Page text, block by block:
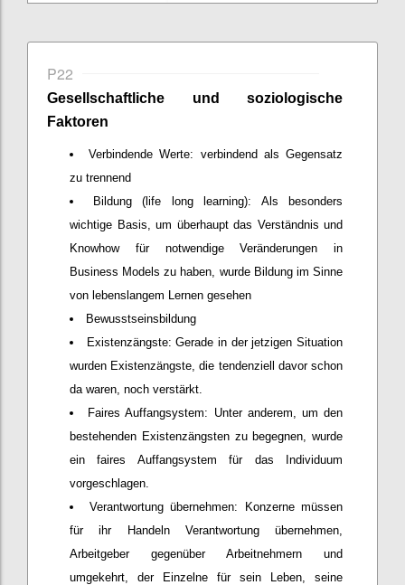
P22
Gesellschaftliche und soziologische
Faktoren
Verbindende Werte: verbindend als Gegensatz
zu trennend
Bildung (life long learning): Als besonders
wichtige Basis, um überhaupt das Verständnis und
Knowhow für notwendige Veränderungen in
Business Models zu haben, wurde Bildung im Sinne
von lebenslangem Lernen gesehen
Bewusstseinsbildung
Existenzängste: Gerade in der jetzigen Situation
wurden Existenzängste, die tendenziell davor schon
da waren, noch verstärkt.
Faires Auffangsystem: Unter anderem, um den
bestehenden Existenzängsten zu begegnen, wurde
ein faires Auffangsystem für das Individuum
vorgeschlagen.
Verantwortung übernehmen: Konzerne müssen
für ihr Handeln Verantwortung übernehmen,
Arbeitgeber gegenüber Arbeitnehmern und
umgekehrt, der Einzelne für sein Leben, seine